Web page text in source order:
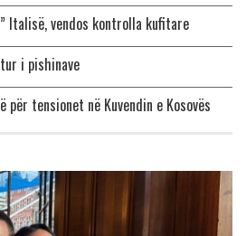
Italisë, vendos kontrolla kufitare
i pishinave
tensionet në Kuvendin e Kosovës